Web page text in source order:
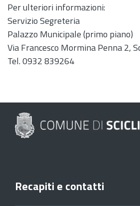
Per ulteriori informazioni:
Servizio Segreteria
Palazzo Municipale (primo piano)
Via Francesco Mormina Penna 2,
Tel. 0932 839264
Recapiti e contatti